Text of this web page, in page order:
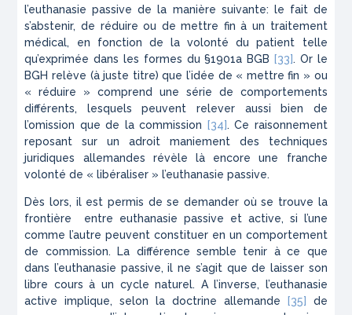
l’euthanasie passive de la manière suivante: le fait de
s’abstenir, de réduire ou de mettre fin à un traitement
médical, en fonction de la volonté du patient telle
qu’exprimée dans les formes du §1901a BGB [33]. Or le
BGH relève (à juste titre) que l’idée de « mettre fin » ou
« réduire » comprend une série de comportements
différents, lesquels peuvent relever aussi bien de
l’omission que de la commission
[34]. Ce raisonnement
reposant sur un adroit maniement des techniques
juridiques allemandes révèle là encore une franche
volonté de « libéraliser » l’euthanasie passive.
Dès lors, il est permis de se demander où se trouve la
frontière entre euthanasie passive et active, si l’une
comme l’autre peuvent constituer en un comportement
de commission. La différence semble tenir à ce que
dans l’euthanasie passive, il ne s’agit que de laisser son
libre cours à un cycle naturel. A l’inverse, l’euthanasie
active implique, selon la doctrine allemande
[35]
de